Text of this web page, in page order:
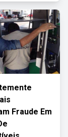
Fraude Em